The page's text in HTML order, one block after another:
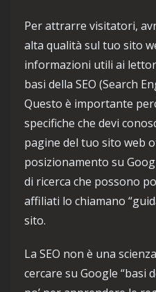
Per attrarre visitatori,
alta qualità sul tuo sito
informazioni utili ai
basi della SEO (Search
Questo è importante
specifiche che devi
pagine del tuo sito web
posizionamento su
di ricerca che possono
affiliati lo chiamano
sito.
La SEO non è una
cercare su Google “basi